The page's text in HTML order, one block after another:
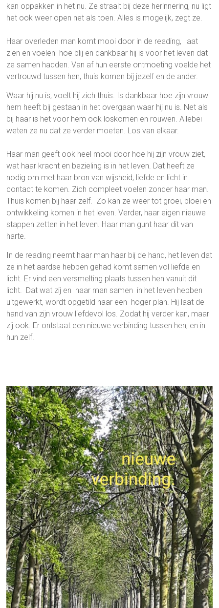
kan oppakken in het nu. Ze straalt bij deze herinnering, nu ligt
het ook weer open net als toen. Alles is mogelijk, zegt ze.
Haar overleden man komt mooi door in de reading, laat
zien en voelen hoe blij en dankbaar hij is voor het leven dat
ze samen hadden. Van af hun eerste ontmoeting voelde het
vertrouwd tussen hen, thuis komen bij jezelf en de ander.
Waar hij nu is, voelt hij zich thuis. Is dankbaar hoe zijn vrouw
hem heeft bij gestaan in het overgaan waar hij nu is. Net als
bij haar is het voor hem ook loskomen en rouwen. Allebei
weten ze nu dat ze verder moeten. Los van elkaar.
Haar man geeft ook heel mooi door hoe hij zijn vrouw ziet,
wat haar kracht en bezieling is in het leven. Dat heeft ze
nodig om met haar bron van wijsheid, liefde en licht in
contact te komen. Zich compleet voelen zonder haar man.
Thuis komen bij haar zelf. Zo kan ze weer tot groei, bloei en
ontwikkeling komen in het leven. Verder, haar eigen nieuwe
stappen zetten in het leven. Haar man gunt haar dit van
harte.
In de reading neemt haar man haar bij de hand, het leven dat
ze in het aardse hebben gehad komt samen vol liefde en
licht. Er vind een versmelting plaats tussen hen vanuit dit
licht. Dat wat zij en haar man samen in het leven hebben
uitgewerkt, wordt opgetild naar een hoger plan. Hij laat de
hand van zijn vrouw liefdevol los. Zodat hij verder kan, maar
zij ook. Er ontstaat een nieuwe verbinding tussen hen, en in
hun zelf.